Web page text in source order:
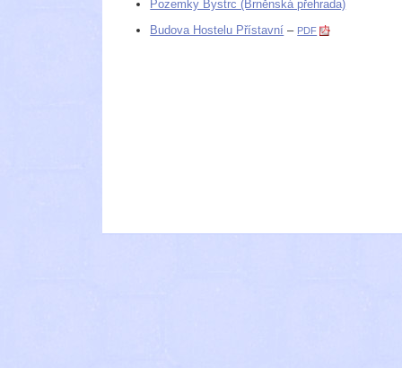
Pozemky Bystrc (Brněnská přehrada)
Budova Hostelu Přístavní – PDF